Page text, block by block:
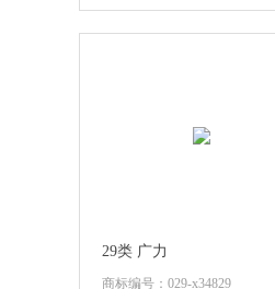
29类 广力
商标编号：029-x34829